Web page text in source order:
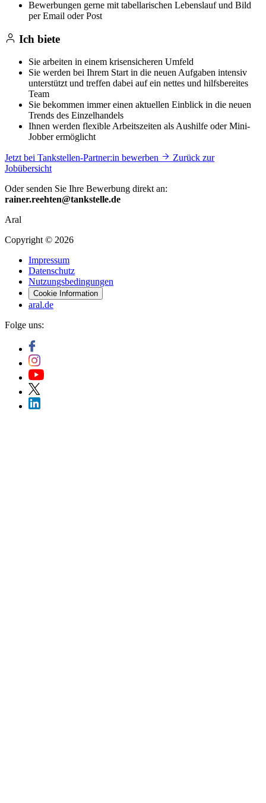
Bewerbungen gerne mit tabellarischen Lebenslauf und Bild
per Email oder Post
Ich biete
Sie arbeiten in einem krisensicheren Umfeld
Sie werden bei Ihrem Start in die neuen Aufgaben intensiv
unterstützt und treffen dabei auf ein nettes und hilfsbereites
Team
Sie bekommen immer einen aktuellen Einblick in die neuen
Trends des Einzelhandels
Ihnen werden flexible Arbeitszeiten als Aushilfe oder Mini-
Jobber ermöglicht
Jetzt bei Tankstellen-Partner:in bewerben
Zurück zur
Jobübersicht
Oder senden Sie Ihre Bewerbung direkt an:
rainer.reehten@tankstelle.de
Aral
Copyright © 2026
Impressum
Datenschutz
Nutzungsbedingungen
Cookie Information
aral.de
Folge uns: